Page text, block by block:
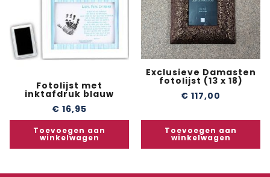
Fotolijst met
inktafdruk blauw
€ 16,95
Toevoegen aan
winkelwagen
Exclusieve Damasten
fotolijst (13 x 18)
€ 117,00
Toevoegen aan
winkelwagen